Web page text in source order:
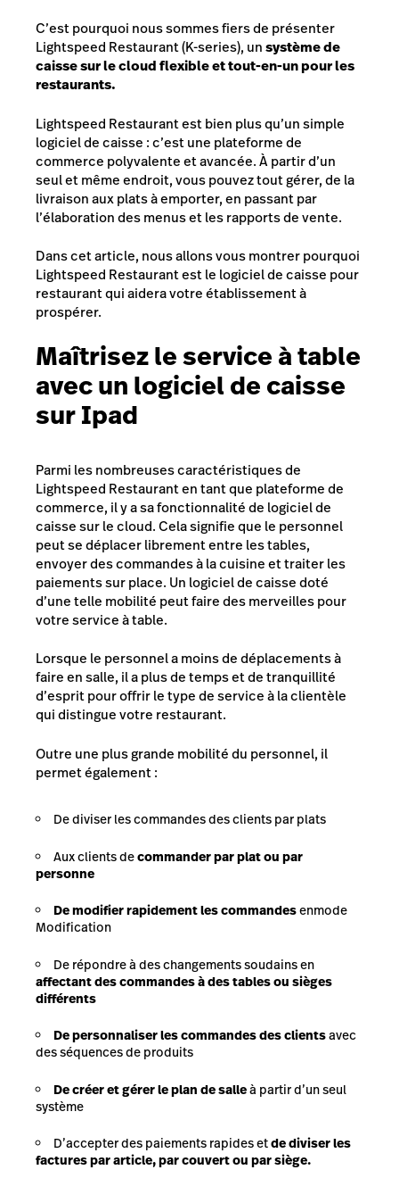
C’est pourquoi nous sommes fiers de présenter
Lightspeed Restaurant (K-series), unsystème de
caisse sur le cloud flexible et tout-en-un pour les
restaurants.
Lightspeed Restaurant est bien plus qu’un simple
logiciel de caisse : c’est une plateforme de
commerce polyvalente et avancée. À partir d’un
seul et même endroit, vous pouvez tout gérer, de la
livraison aux plats à emporter, en passant par
l’élaboration des menus et les rapports de vente.
Dans cet article, nous allons vous montrer pourquoi
Lightspeed Restaurant est le logiciel de caisse pour
restaurant qui aidera votre établissement à
prospérer.
Maîtrisez le service à table
avec un logiciel de caisse
sur Ipad
Parmi les nombreuses caractéristiques de
Lightspeed Restaurant en tant que plateforme de
commerce, il y a sa fonctionnalité de logiciel de
caisse sur le cloud. Cela signifie que le personnel
peut se déplacer librement entre les tables,
envoyer des commandes à la cuisine et traiter les
paiements sur place. Un logiciel de caisse doté
d’une telle mobilité peut faire des merveilles pour
votre service à table.
Lorsque le personnel a moins de déplacements à
faire en salle, il a plus de temps et de tranquillité
d’esprit pour offrir le type de service à la clientèle
qui distingue votre restaurant.
Outre une plus grande mobilité du personnel, il
permet également :
De diviser les commandes des clients par plats
Aux clients decommander par plat ou par
personne
De modifier rapidement les commandesenmode
Modification
De répondre à des changements soudains en
affectant des commandes à des tables ou sièges
différents
De personnaliser les commandes des clientsavec
des séquences de produits
De créer et gérer le plan de salleà partir d’un seul
système
D’accepter des paiements rapides etde diviser les
factures par article, par couvert ou par siège.